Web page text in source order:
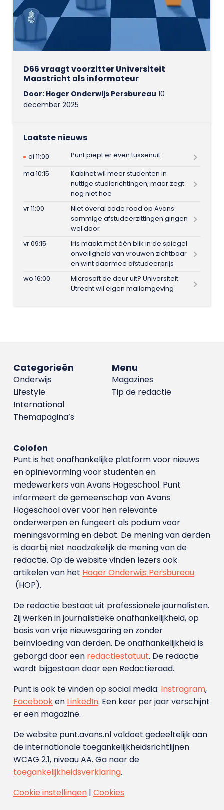
D66 vraagt voorzitter Universiteit
Maastricht als informateur
Door: Hoger Onderwijs Persbureau 10
december 2025
Laatste nieuws
di 11:00
Punt piept er even tussenuit
ma 10:15
Kabinet wil meer studenten in
nuttige studierichtingen, maar zegt
nog niet hoe
vr 11:00
Niet overal code rood op Avans:
sommige afstudeerzittingen gingen
wel door
vr 09:15
Iris maakt met één blik in de spiegel
onveiligheid van vrouwen zichtbaar
en wint daarmee afstudeerprijs
wo 16:00
Microsoft de deur uit? Universiteit
Utrecht wil eigen mailomgeving
Menu
Magazines
Tip de redactie
Categorieën
Onderwijs
Lifestyle
International
Themapagina’s
Colofon
Punt is het onafhankelijke platform voor nieuws
en opinievorming voor studenten en
medewerkers van Avans Hoge­school. Punt
informeert de gemeenschap van Avans
Hogeschool over voor hen relevante
onderwerpen en fungeert als podium voor
meningsvorming en debat. De mening van derden
is daarbij niet noodzakelijk de mening van de
redactie. Op de website vinden lezers ook
artikelen van het Hoger Onderwijs Persbureau
(HOP).
De redactie bestaat uit professionele journalisten.
Zij werken in journalistieke onafhankelijkheid, op
basis van vrije nieuwsgaring en zonder
beïnvloeding van derden. De onafhankelijkheid is
geborgd door een redactiestatuut. De redactie
wordt bijgestaan door een Redactieraad.
Punt is ook te vinden op social media: Instragram,
Facebooken LinkedIn. Een keer per jaar verschijnt
er een magazine.
De website punt.avans.nl voldoet gedeeltelijk aan
de internationale toegankelijkheidsrichtlijnen
WCAG 2.1, niveau AA. Ga naar de
toegankelijkheidsverklaring.
Cookie instellingen| Cookies